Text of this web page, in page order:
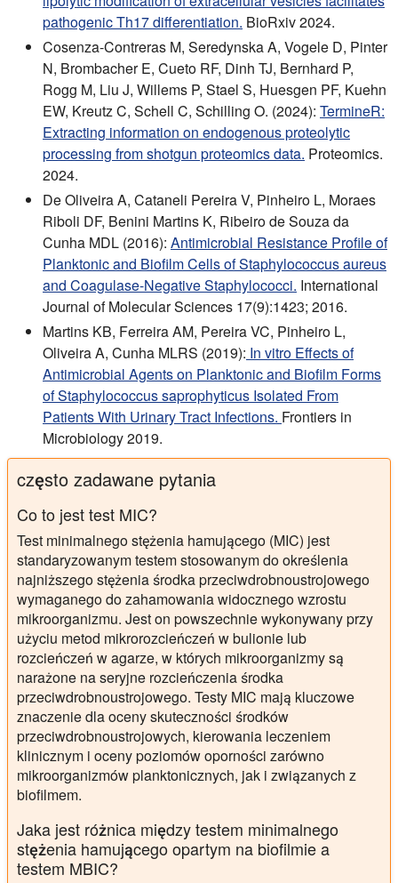
pathogenic Th17 differentiation. BioRxiv 2024.
Cosenza-Contreras M, Seredynska A, Vogele D, Pinter
N, Brombacher E, Cueto RF, Dinh TJ, Bernhard P,
Rogg M, Liu J, Willems P, Stael S, Huesgen PF, Kuehn
EW, Kreutz C, Schell C, Schilling O. (2024): TermineR:
Extracting information on endogenous proteolytic
processing from shotgun proteomics data. Proteomics.
2024.
De Oliveira A, Cataneli Pereira V, Pinheiro L, Moraes
Riboli DF, Benini Martins K, Ribeiro de Souza da
Cunha MDL (2016): Antimicrobial Resistance Profile of
Planktonic and Biofilm Cells of Staphylococcus aureus
and Coagulase-Negative Staphylococci. International
Journal of Molecular Sciences 17(9):1423; 2016.
Martins KB, Ferreira AM, Pereira VC, Pinheiro L,
Oliveira A, Cunha MLRS (2019): In vitro Effects of
Antimicrobial Agents on Planktonic and Biofilm Forms
of Staphylococcus saprophyticus Isolated From
Patients With Urinary Tract Infections. Frontiers in
Microbiology 2019.
często zadawane pytania
Co to jest test MIC?
Test minimalnego stężenia hamującego (MIC) jest
standaryzowanym testem stosowanym do określenia
najniższego stężenia środka przeciwdrobnoustrojowego
wymaganego do zahamowania widocznego wzrostu
mikroorganizmu. Jest on powszechnie wykonywany przy
użyciu metod mikrorozcieńczeń w bulionie lub
rozcieńczeń w agarze, w których mikroorganizmy są
narażone na seryjne rozcieńczenia środka
przeciwdrobnoustrojowego. Testy MIC mają kluczowe
znaczenie dla oceny skuteczności środków
przeciwdrobnoustrojowych, kierowania leczeniem
klinicznym i oceny poziomów oporności zarówno
mikroorganizmów planktonicznych, jak i związanych z
biofilmem.
Jaka jest różnica między testem minimalnego
stężenia hamującego opartym na biofilmie a
testem MBIC?